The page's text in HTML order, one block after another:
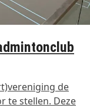
de
te stellen. Deze